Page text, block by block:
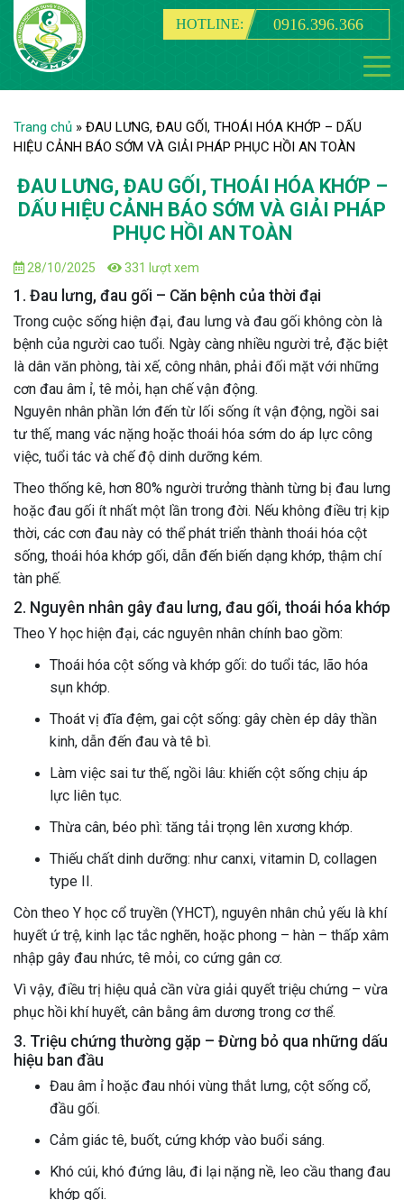
HOTLINE: 0916.396.366
Trang chủ » ĐAU LƯNG, ĐAU GỐI, THOÁI HÓA KHỚP – DẤU
HIỆU CẢNH BÁO SỚM VÀ GIẢI PHÁP PHỤC HỒI AN TOÀN
ĐAU LƯNG, ĐAU GỐI, THOÁI HÓA KHỚP –
DẤU HIỆU CẢNH BÁO SỚM VÀ GIẢI PHÁP
PHỤC HỒI AN TOÀN
28/10/2025 331 lượt xem
1. Đau lưng, đau gối – Căn bệnh của thời đại
Trong cuộc sống hiện đại, đau lưng và đau gối không còn là
bệnh của người cao tuổi. Ngày càng nhiều người trẻ, đặc biệt
là dân văn phòng, tài xế, công nhân, phải đối mặt với những
cơn đau âm ỉ, tê mỏi, hạn chế vận động.
Nguyên nhân phần lớn đến từ lối sống ít vận động, ngồi sai
tư thế, mang vác nặng hoặc thoái hóa sớm do áp lực công
việc, tuổi tác và chế độ dinh dưỡng kém.
Theo thống kê, hơn 80% người trưởng thành từng bị đau lưng
hoặc đau gối ít nhất một lần trong đời. Nếu không điều trị kịp
thời, các cơn đau này có thể phát triển thành thoái hóa cột
sống, thoái hóa khớp gối, dẫn đến biến dạng khớp, thậm chí
tàn phế.
2. Nguyên nhân gây đau lưng, đau gối, thoái hóa khớp
Theo Y học hiện đại, các nguyên nhân chính bao gồm:
Thoái hóa cột sống và khớp gối: do tuổi tác, lão hóa
sụn khớp.
Thoát vị đĩa đệm, gai cột sống: gây chèn ép dây thần
kinh, dẫn đến đau và tê bì.
Làm việc sai tư thế, ngồi lâu: khiến cột sống chịu áp
lực liên tục.
Thừa cân, béo phì: tăng tải trọng lên xương khớp.
Thiếu chất dinh dưỡng: như canxi, vitamin D, collagen
type II.
Còn theo Y học cổ truyền (YHCT), nguyên nhân chủ yếu là khí
huyết ứ trệ, kinh lạc tắc nghẽn, hoặc phong – hàn – thấp xâm
nhập gây đau nhức, tê mỏi, co cứng gân cơ.
Vì vậy, điều trị hiệu quả cần vừa giải quyết triệu chứng – vừa
phục hồi khí huyết, cân bằng âm dương trong cơ thể.
3. Triệu chứng thường gặp – Đừng bỏ qua những dấu
hiệu ban đầu
Đau âm ỉ hoặc đau nhói vùng thắt lưng, cột sống cổ,
đầu gối.
Cảm giác tê, buốt, cứng khớp vào buổi sáng.
Khó cúi, khó đứng lâu, đi lại nặng nề, leo cầu thang đau
khớp gối.